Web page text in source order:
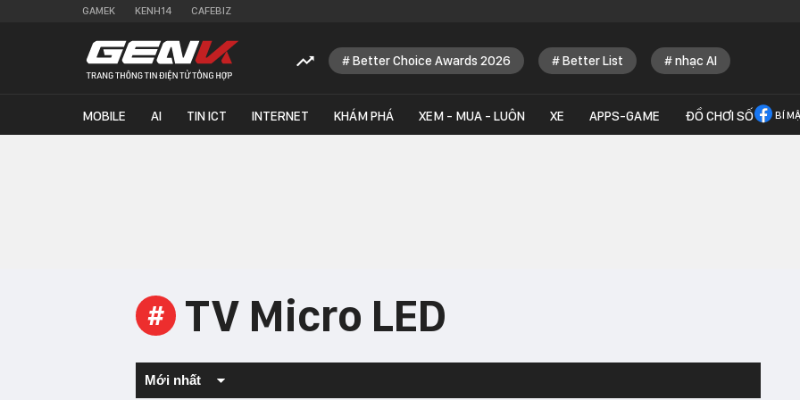
GAMEK KENH14 CAFEBIZ
Better Choice Awards 2026 Better List nhạc AI
MOBILE AI TIN ICT INTERNET KHÁM PHÁ XEM - MUA - LUÔN XE APPS-GAME ĐỒ CHƠI SỐ BÍ
# TV Micro LED
Mới nhất